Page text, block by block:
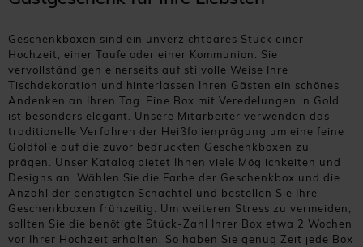
Geschenkboxen sind ein unverzichtbares Stück einer
Hochzeit, einer Taufe oder einer Kommunion. Sie
vervollständigen einerseits auf stilvolle Weise Ihre
Tischdekoration und hinterlassen Ihren Gästen ein schönes
Andenken an Ihren Tag. Eine Box mit Veredelungen in Gold
ist besonders elegant. Unsere Mitarbeiter verwenden das
traditionelle Verfahren der Heißfolienprägung um eine feine
Goldfolie auf die zuvor bedruckten Geschenkboxen zu
prägen. Unser Katalog bietet Ihnen viele Möglichkeiten und
Designs an. Wählen Sie die Farbe der Geschenkbox und die
Anzahl der benötigten Schachtel und bestellen Sie Ihre
Geschenkboxen frühzeitig. Um weiteren Stress zu vermeiden,
sollten Sie die benötigte Stück-Zahl Ihrer Box etwa 2 Wochen
vor Ihrer Hochzeit erhalten. So haben Sie genug Zeit jede Box